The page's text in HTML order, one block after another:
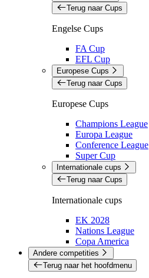
Terug naar Cups
Engelse Cups
FA Cup
EFL Cup
Europese Cups
Terug naar Cups
Europese Cups
Champions League
Europa League
Conference League
Super Cup
Internationale cups
Terug naar Cups
Internationale cups
EK 2028
Nations League
Copa America
Andere competities
Terug naar het hoofdmenu